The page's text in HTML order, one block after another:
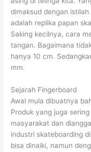
dimaksud dengan istilah
adalah replika papan
Saking kecilnya, cara
tangan. Bagaimana
hanya 10 cm.
mm.
Sejarah Fingerboard
Awal mula dibuatnya
Produk yang juga
masyarakat dan
industri skateboarding
bisa dinaiki, namun